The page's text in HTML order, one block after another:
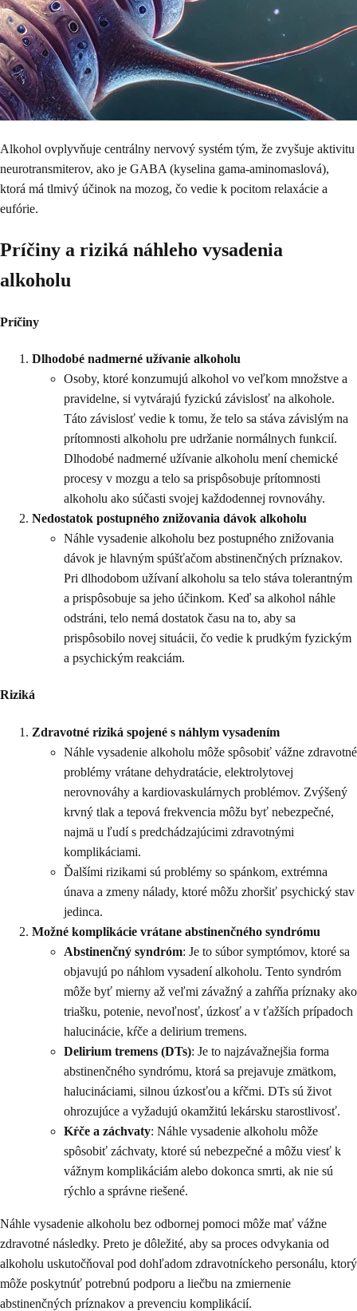
Alkohol ovplyvňuje centrálny nervový systém tým, že zvyšuje aktivitu
neurotransmiterov, ako je GABA (kyselina gama-aminomaslová),
ktorá má tlmivý účinok na mozog, čo vedie k pocitom relaxácie a
eufórie.
Príčiny a riziká náhleho vysadenia
alkoholu
Príčiny
Dlhodobé nadmerné užívanie alkoholu
Osoby, ktoré konzumujú alkohol vo veľkom množstve a
pravidelne, si vytvárajú fyzickú závislosť na alkohole.
Táto závislosť vedie k tomu, že telo sa stáva závislým na
prítomnosti alkoholu pre udržanie normálnych funkcií.
Dlhodobé nadmerné užívanie alkoholu mení chemické
procesy v mozgu a telo sa prispôsobuje prítomnosti
alkoholu ako súčasti svojej každodennej rovnováhy.
Nedostatok postupného znižovania dávok alkoholu
Náhle vysadenie alkoholu bez postupného znižovania
dávok je hlavným spúšťačom abstinenčných príznakov.
Pri dlhodobom užívaní alkoholu sa telo stáva tolerantným
a prispôsobuje sa jeho účinkom. Keď sa alkohol náhle
odstráni, telo nemá dostatok času na to, aby sa
prispôsobilo novej situácii, čo vedie k prudkým fyzickým
a psychickým reakciám.
Riziká
Zdravotné riziká spojené s náhlym vysadením
Náhle vysadenie alkoholu môže spôsobiť vážne zdravotné
problémy vrátane dehydratácie, elektrolytovej
nerovnováhy a kardiovaskulárnych problémov. Zvýšený
krvný tlak a tepová frekvencia môžu byť nebezpečné,
najmä u ľudí s predchádzajúcimi zdravotnými
komplikáciami.
Ďalšími rizikami sú problémy so spánkom, extrémna
únava a zmeny nálady, ktoré môžu zhoršiť psychický stav
jedinca.
Možné komplikácie vrátane abstinenčného syndrómu
Abstinenčný syndróm: Je to súbor symptómov, ktoré sa
objavujú po náhlom vysadení alkoholu. Tento syndróm
môže byť mierny až veľmi závažný a zahŕňa príznaky ako
triašku, potenie, nevoľnosť, úzkosť a v ťažších prípadoch
halucinácie, kŕče a delirium tremens.
Delirium tremens (DTs): Je to najzávažnejšia forma
abstinenčného syndrómu, ktorá sa prejavuje zmätkom,
halucináciami, silnou úzkosťou a kŕčmi. DTs sú život
ohrozujúce a vyžadujú okamžitú lekársku starostlivosť.
Kŕče a záchvaty: Náhle vysadenie alkoholu môže
spôsobiť záchvaty, ktoré sú nebezpečné a môžu viesť k
vážnym komplikáciám alebo dokonca smrti, ak nie sú
rýchlo a správne riešené.
Náhle vysadenie alkoholu bez odbornej pomoci môže mať vážne
zdravotné následky. Preto je dôležité, aby sa proces odvykania od
alkoholu uskutočňoval pod dohľadom zdravotníckeho personálu, ktorý
môže poskytnúť potrebnú podporu a liečbu na zmiernenie
abstinenčných príznakov a prevenciu komplikácií.